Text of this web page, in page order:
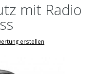
mit Radio
erstellen